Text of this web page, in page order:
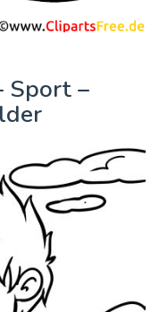
Sport –